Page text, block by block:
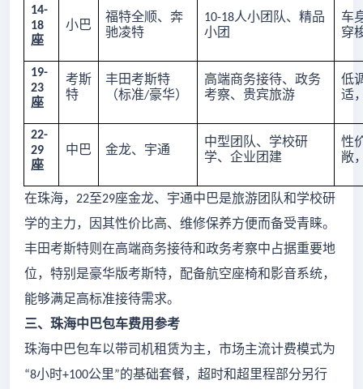
14-
18
座
小巴
福特全顺、奔
驰凌特
10-18人小团队、精品
小团
车
穿
19-
23
座
考斯
特
丰田考斯特
（标准/豪华）
高端商务接待、政务
考察、贵宾旅游
低
适
22-
29
座
中巴 金龙、宇通
中型团队、学校研
学、企业团建
性
敞
在珠海， 22至29座金龙、宇通中巴是旅游团队和学校研
学的主力，因其性价比高、维修保养方便而备受青睐。
丰田考斯特则在高端商务接待和政务考察中占据重要地
位，特别是豪华版考斯特，配备航空座椅和影音系统，
能够满足高标准接待需求。
三、珠海中巴包车费用参考
珠海中巴包车以带司机租赁为主，市场主流计费模式为
“8小时+100公里”的基础套餐，超时和超里程部分另行